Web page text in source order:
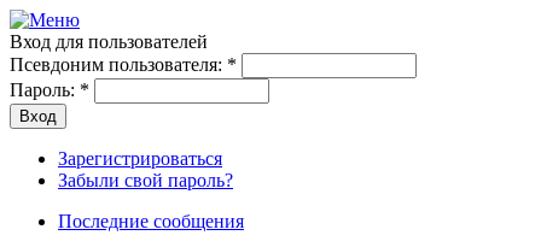
Вход для пользователей
Псевдоним пользователя: *
Пароль: *
Зарегистрироваться
Забыли свой пароль?
Последние сообщения